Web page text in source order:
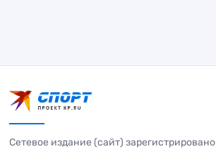
Сетевое издание (сайт) зарегистрировано